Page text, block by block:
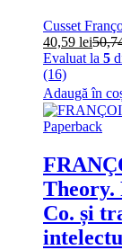
Cusset
40,59 lei
Evaluat la 5
(16)
Adaugă în
Paperback
Theory.
Co. și